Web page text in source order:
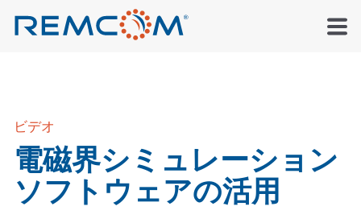
ビデオ
電磁界シミュレーション
ソフトウェアの活用